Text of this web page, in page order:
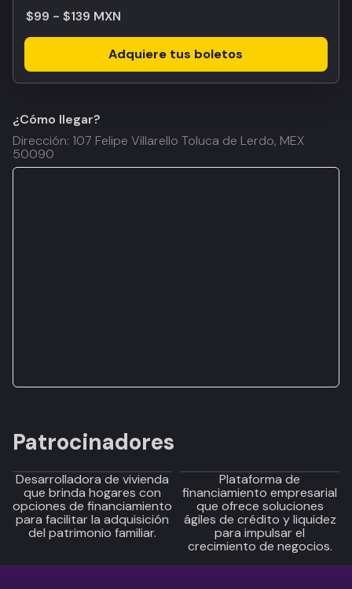
$99 - $139 MXN
Adquiere tus boletos
¿Cómo llegar?
Dirección: 107 Felipe Villarello Toluca de Lerdo, MEX
50090
Patrocinadores
Desarrolladora de vivienda
que brinda hogares con
opciones de financiamiento
para facilitar la adquisición
del patrimonio familiar.
Plataforma de
financiamiento empresarial
que ofrece soluciones
ágiles de crédito y liquidez
para impulsar el
crecimiento de negocios.